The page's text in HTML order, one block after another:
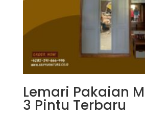
Lemari Pakaian
3 Pintu Terbaru